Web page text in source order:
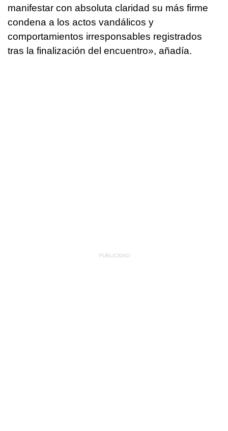
manifestar con absoluta claridad su más firme
condena a los actos vandálicos y
comportamientos irresponsables registrados
tras la finalización del encuentro», añadía.